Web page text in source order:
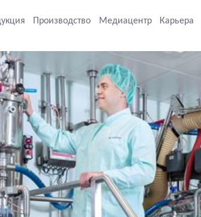
Производство Медиацентр Карьера